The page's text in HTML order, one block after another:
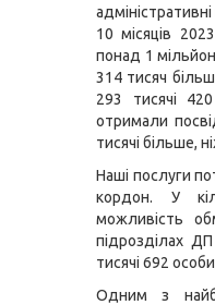
10 місяців
понад 1
314 тисяч
293 тисячі
отримали
тисячі більше,
Наші послуги
кордон. У
можливість
підрозділах
тисячі 692
Одним з